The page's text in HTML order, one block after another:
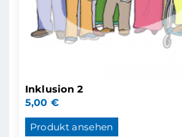
Inklusion 2
5,00 €
Produkt ansehen